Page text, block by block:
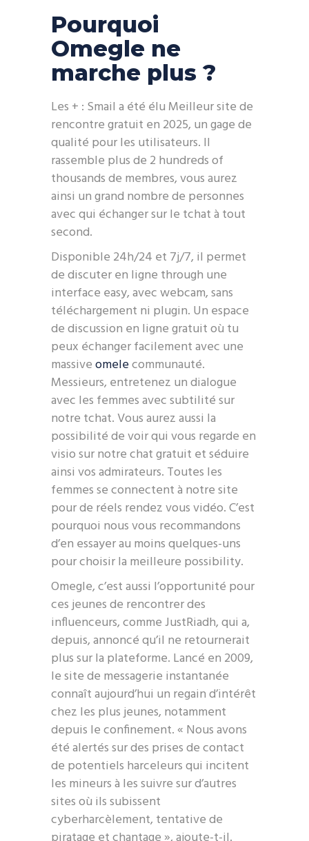
Pourquoi
Omegle ne
marche plus ?
Les + : Smail a été élu Meilleur site de
rencontre gratuit en 2025, un gage de
qualité pour les utilisateurs. Il
rassemble plus de 2 hundreds of
thousands de membres, vous aurez
ainsi un grand nombre de personnes
avec qui échanger sur le tchat à tout
second.
Disponible 24h/24 et 7j/7, il permet
de discuter en ligne through une
interface easy, avec webcam, sans
téléchargement ni plugin. Un espace
de discussion en ligne gratuit où tu
peux échanger facilement avec une
massiveomelecommunauté.
Messieurs, entretenez un dialogue
avec les femmes avec subtilité sur
notre tchat. Vous aurez aussi la
possibilité de voir qui vous regarde en
visio sur notre chat gratuit et séduire
ainsi vos admirateurs. Toutes les
femmes se connectent à notre site
pour de réels rendez vous vidéo. C’est
pourquoi nous vous recommandons
d’en essayer au moins quelques-uns
pour choisir la meilleure possibility.
Omegle, c’est aussi l’opportunité pour
ces jeunes de rencontrer des
influenceurs, comme JustRiadh, qui a,
depuis, annoncé qu’il ne retournerait
plus sur la plateforme. Lancé en 2009,
le site de messagerie instantanée
connaît aujourd’hui un regain d’intérêt
chez les plus jeunes, notamment
depuis le confinement. « Nous avons
été alertés sur des prises de contact
de potentiels harceleurs qui incitent
les mineurs à les suivre sur d’autres
sites où ils subissent
cyberharcèlement, tentative de